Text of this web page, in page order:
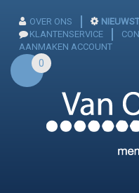
OVER ONS
KLANTENSERVICE
AANMAKEN ACCOUNT
0